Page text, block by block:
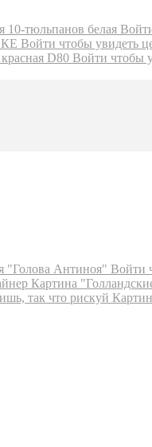
10-тюльпанов белая
Войти чтобы увидеть
D80 Войти чтобы
"Голова Антиноя" Войти
Картина